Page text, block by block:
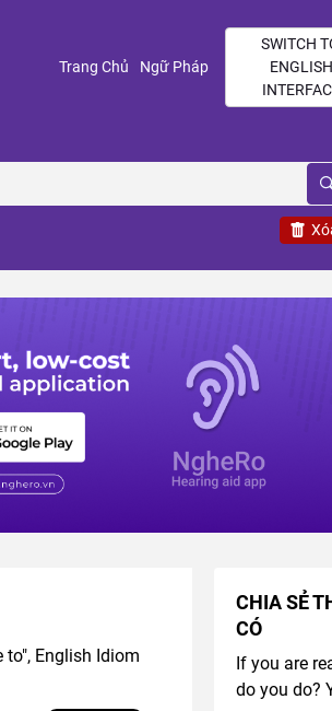
Trang Chủ (current)
Ngữ Pháp(current)
SWITCH
ENGLISH
English Idiom
CHIA SẺ
CÓ
If you are
do you do?